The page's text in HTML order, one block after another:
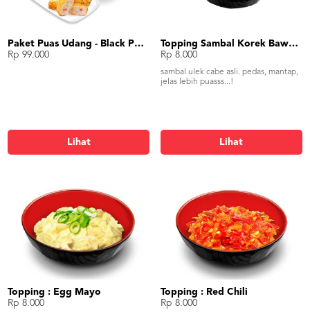
Paket Puas Udang - Black Pepper Beef Paket Puas (L)
Rp 99.000
Lihat
Topping Sambal Korek Bawang
Rp 8.000
sambal ulek cabe asli. pedas, mantap,
jelas lebih puasss...!
Lihat
Topping : Egg Mayo
Rp 8.000
Topping : Red Chili
Rp 8.000